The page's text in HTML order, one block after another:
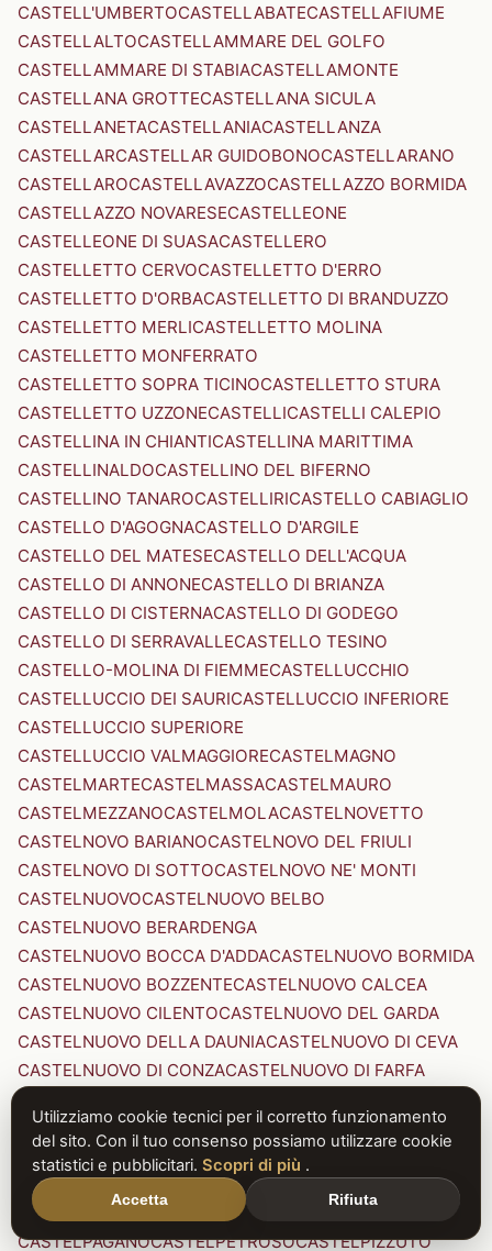
CASTELL'UMBERTOCASTELLABATECASTELLAFIUME
CASTELLALTOCASTELLAMMARE DEL GOLFO
CASTELLAMMARE DI STABIACASTELLAMONTE
CASTELLANA GROTTECASTELLANA SICULA
CASTELLANETACASTELLANIACASTELLANZA
CASTELLARCASTELLAR GUIDOBONOCASTELLARANO
CASTELLAROCASTELLAVAZZOCASTELLAZZO BORMIDA
CASTELLAZZO NOVARESECASTELLEONE
CASTELLEONE DI SUASACASTELLERO
CASTELLETTO CERVOCASTELLETTO D'ERRO
CASTELLETTO D'ORBACASTELLETTO DI BRANDUZZO
CASTELLETTO MERLICASTELLETTO MOLINA
CASTELLETTO MONFERRATO
CASTELLETTO SOPRA TICINOCASTELLETTO STURA
CASTELLETTO UZZONECASTELLICASTELLI CALEPIO
CASTELLINA IN CHIANTICASTELLINA MARITTIMA
CASTELLINALDOCASTELLINO DEL BIFERNO
CASTELLINO TANAROCASTELLIRICASTELLO CABIAGLIO
CASTELLO D'AGOGNACASTELLO D'ARGILE
CASTELLO DEL MATESECASTELLO DELL'ACQUA
CASTELLO DI ANNONECASTELLO DI BRIANZA
CASTELLO DI CISTERNACASTELLO DI GODEGO
CASTELLO DI SERRAVALLECASTELLO TESINO
CASTELLO-MOLINA DI FIEMMECASTELLUCCHIO
CASTELLUCCIO DEI SAURICASTELLUCCIO INFERIORE
CASTELLUCCIO SUPERIORE
CASTELLUCCIO VALMAGGIORECASTELMAGNO
CASTELMARTECASTELMASSACASTELMAURO
CASTELMEZZANOCASTELMOLACASTELNOVETTO
CASTELNOVO BARIANOCASTELNOVO DEL FRIULI
CASTELNOVO DI SOTTOCASTELNOVO NE' MONTI
CASTELNUOVOCASTELNUOVO BELBO
CASTELNUOVO BERARDENGA
CASTELNUOVO BOCCA D'ADDACASTELNUOVO BORMIDA
CASTELNUOVO BOZZENTECASTELNUOVO CALCEA
CASTELNUOVO CILENTOCASTELNUOVO DEL GARDA
CASTELNUOVO DELLA DAUNIACASTELNUOVO DI CEVA
CASTELNUOVO DI CONZACASTELNUOVO DI FARFA
CASTELNUOVO DI PORTO CASTELNUOVO DON BOSCO
CASTELNUOVO MAGRACASTELNUOVO NIGRA
CASTELNUOVO PARANOCASTELNUOVO RANGONE
CASTELNUOVO SCRIVIA
CASTELNUOVO VAL DI CECINA
CASTELPAGANOCASTELPETROSOCASTELPIZZUTO
Utilizziamo cookie tecnici per il corretto funzionamento
del sito. Con il tuo consenso possiamo utilizzare cookie
statistici e pubblicitari. Scopri di più .
Accetta Rifiuta